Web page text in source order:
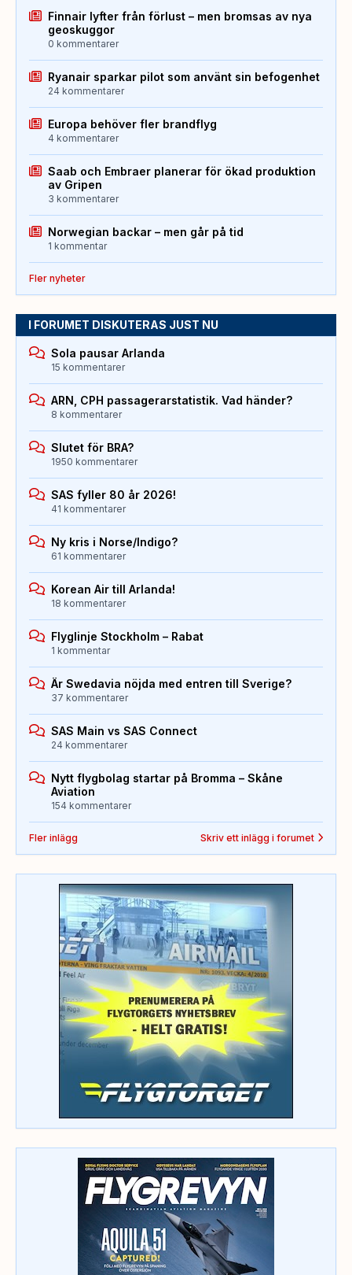
Finnair lyfter från förlust – men bromsas av nya
geoskuggor
0 kommentarer
Ryanair sparkar pilot som använt sin befogenhet
24 kommentarer
Europa behöver fler brandflyg
4 kommentarer
Saab och Embraer planerar för ökad produktion
av Gripen
3 kommentarer
Norwegian backar – men går på tid
1 kommentar
Fler nyheter
I FORUMET DISKUTERAS JUST NU
Sola pausar Arlanda
15 kommentarer
ARN, CPH passagerarstatistik. Vad händer?
8 kommentarer
Slutet för BRA?
1950 kommentarer
SAS fyller 80 år 2026!
41 kommentarer
Ny kris i Norse/Indigo?
61 kommentarer
Korean Air till Arlanda!
18 kommentarer
Flyglinje Stockholm – Rabat
1 kommentar
Är Swedavia nöjda med entren till Sverige?
37 kommentarer
SAS Main vs SAS Connect
24 kommentarer
Nytt flygbolag startar på Bromma – Skåne
Aviation
154 kommentarer
Fler inlägg Skriv ett inlägg i forumet